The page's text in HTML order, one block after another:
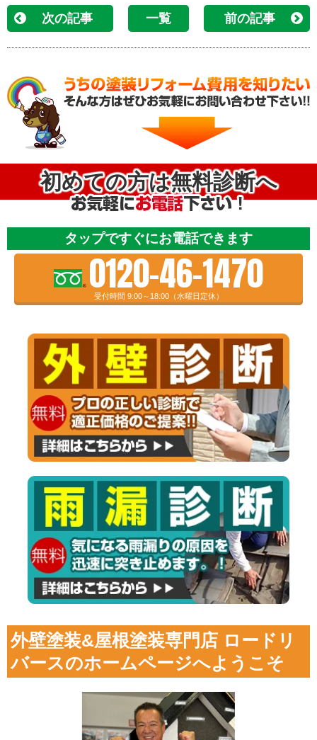
次の記事 一覧 前の記事
初めての方は無料診断へ
タップですぐにお電話できます
0120-46-1470
受付時間 9:00～18:00（水曜日定休）
外壁塗装&屋根塗装専門店 ロードリ
バースのホームページへようこそ